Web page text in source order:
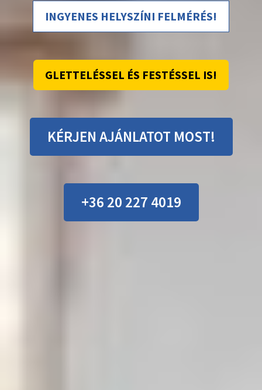
INGYENES HELYSZÍNI FELMÉRÉS!
GLETTELÉSSEL ÉS FESTÉSSEL IS!
KÉRJEN AJÁNLATOT MOST!
+36 20 227 4019